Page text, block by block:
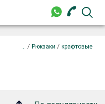
+375 44 702-99-87
/ Рюкзаки / крафтовые